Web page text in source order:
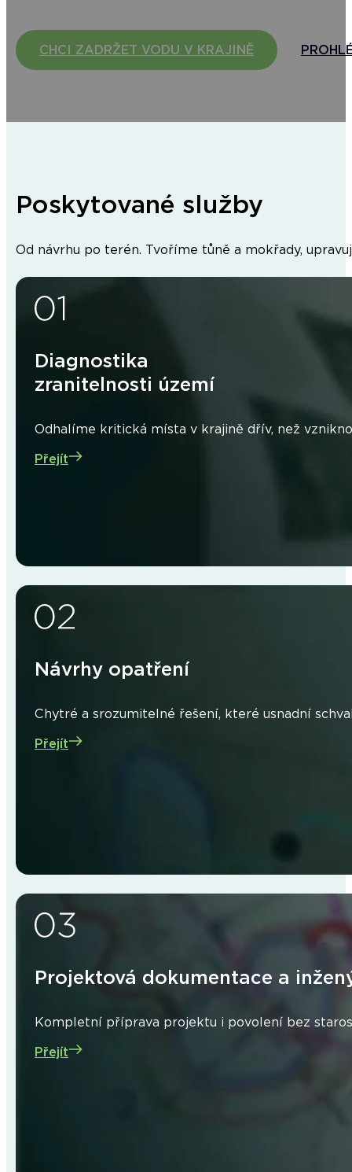
CHCI ZADRŽET VODU V KRAJINĚ
Poskytované služby
Od návrhu po terén. Tvoříme tůně a mokřady,
Diagnostika
zranitelnosti území
Odhalíme kritická místa v krajině dřív, než
Přejít
Návrhy opatření
Chytré a srozumitelné řešení, které usnadní
Přejít
Projektová dokumentace a
Kompletní příprava projektu i povolení bez
Přejít